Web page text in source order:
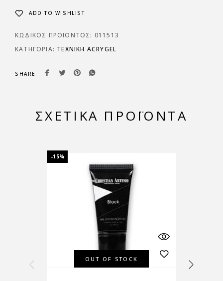
ADD TO WISHLIST
ΚΩΔΙΚΌΣ ΠΡΟΪΌΝΤΟΣ: 011513
ΚΑΤΗΓΟΡΊΑ: ΤΕΧΝΙΚΉ ΑCRYGEL
SHARE
ΣΧΕΤΙΚΆ ΠΡΟΪΌΝΤΑ
-15%
OUT OF STOCK